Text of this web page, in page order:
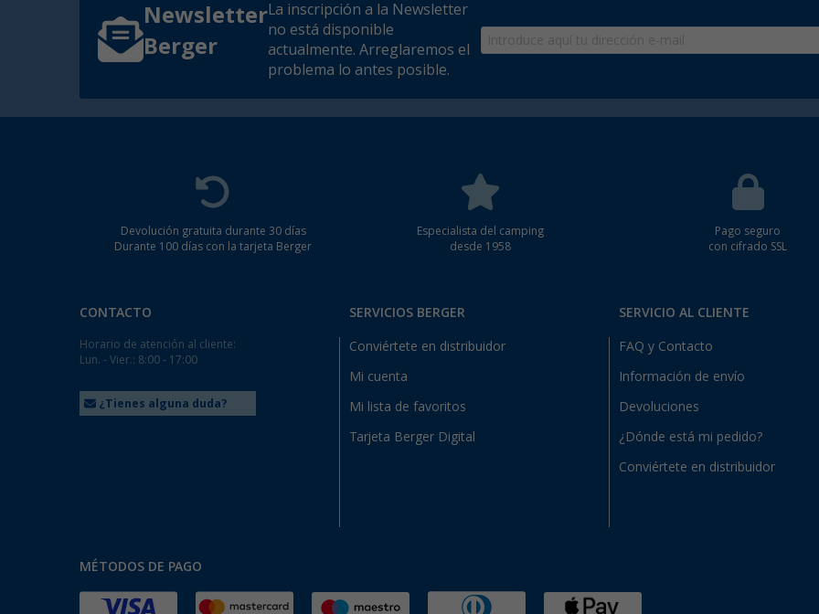
Newsletter
Berger
La inscripción a la Newsletter
no está disponible
actualmente. Arreglaremos el
problema lo antes posible.
Devolución gratuita durante 30 días
Durante 100 días con la tarjeta Berger
Especialista del camping
desde 1958
Pago seguro
con cifrado SSL
CONTACTO
Horario de atención al cliente:
Lun. - Vier.: 8:00 - 17:00
¿Tienes alguna duda?
SERVICIOS BERGER
Conviértete en distribuidor
Mi cuenta
Mi lista de favoritos
Tarjeta Berger Digital
SERVICIO AL CLIENTE
FAQ y Contacto
Información de envío
Devoluciones
¿Dónde está mi pedido?
Conviértete en distribuidor
MÉTODOS DE PAGO